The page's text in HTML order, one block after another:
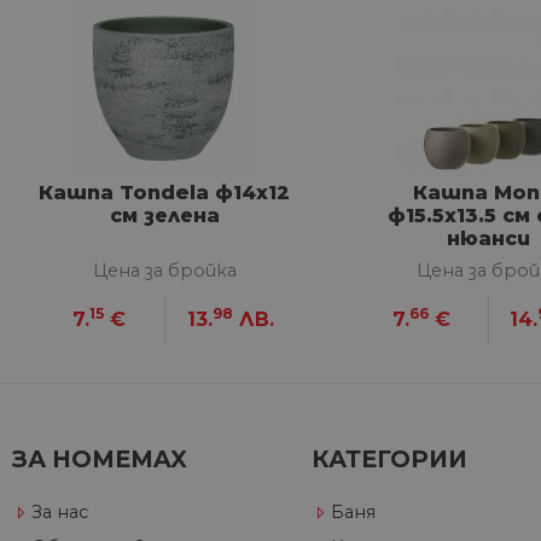
Кашпа Tondela ф14х12
см зелена
Цена за бройка
7.15 € 13.98 ЛВ.
Кашпа
ф15.5х13.5 см
нюанси
Цена за
7.66 € 14.
ЗА HOMEMAX
За нас
КАТЕГОРИИ
Баня
Строго необходимите
акаунта. Уебсайтът не
__cf_bm
CookieScriptConsent